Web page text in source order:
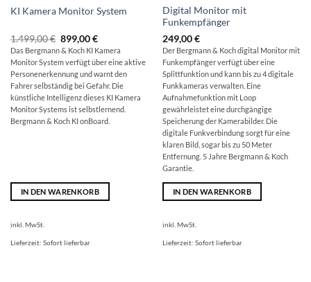
KI Kamera Monitor System
1.499,00€ Ursprünglicher
Preis
war:
1.499,00 €
899,00€Aktueller
Preis
ist:
899,00 €.
Das Bergmann & Koch KI Kamera
Monitor System verfügt über eine aktive
Personenerkennung und warnt den
Fahrer selbständig bei Gefahr. Die
künstliche Intelligenz dieses KI Kamera
Monitor Systems ist selbstlernend.
Bergmann & Koch KI onBoard.
IN DEN WARENKORB
inkl. MwSt.
Lieferzeit: Sofort lieferbar
Digital Monitor mit
Funkempfänger
249,00€
Der Bergmann & Koch digital Monitor mit
Funkempfänger verfügt über eine
Splittfunktion und kann bis zu 4 digitale
Funkkameras verwalten. Eine
Aufnahmefunktion mit Loop
gewährleistet eine durchgängige
Speicherung der Kamerabilder. Die
digitale Funkverbindung sorgt für eine
klaren Bild, sogar bis zu 50 Meter
Entfernung. 5 Jahre Bergmann & Koch
Garantie.
IN DEN WARENKORB
inkl. MwSt.
Lieferzeit: Sofort lieferbar